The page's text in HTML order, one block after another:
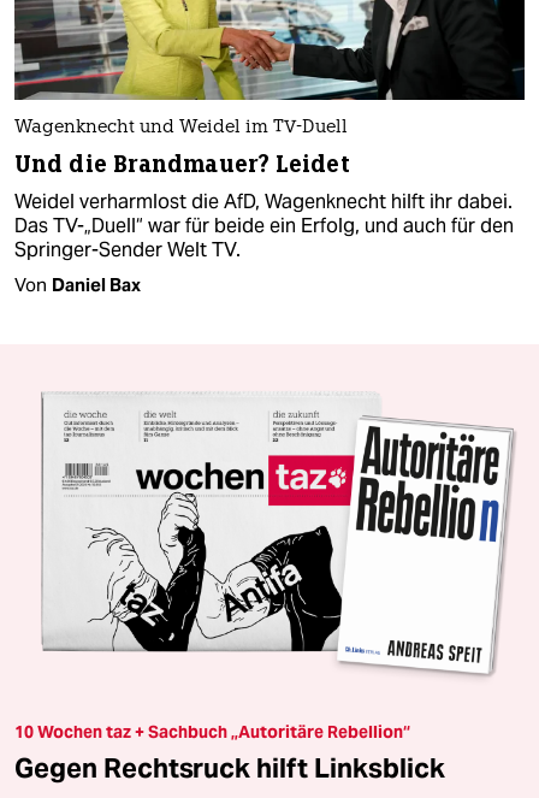
Wagenknecht und Weidel im TV-Duell
Und die Brandmauer? Leidet
Weidel verharmlost die AfD, Wagenknecht hilft ihr dabei.
Das TV-„Duell“ war für beide ein Erfolg, und auch für den
Springer-Sender Welt TV.
Von Daniel Bax
10 Wochen taz + Sachbuch „Autoritäre Rebellion“
Gegen Rechtsruck hilft Linksblick